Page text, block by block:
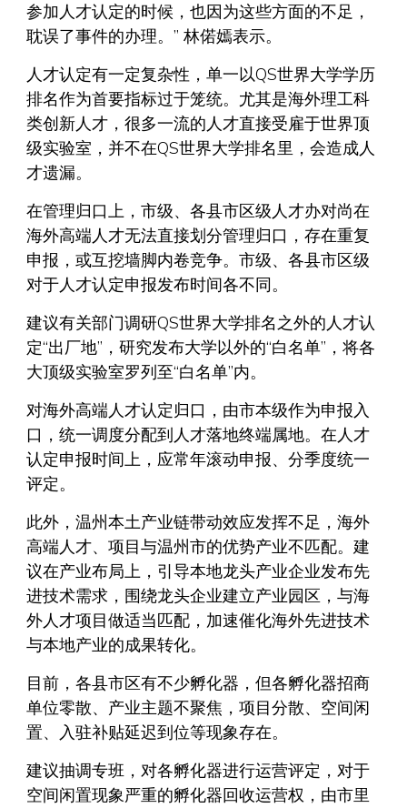
参加人才认定的时候，也因为这些方面的不足，
耽误了事件的办理。” 林偌嫣表示。
人才认定有一定复杂性，单一以QS世界大学学历
排名作为首要指标过于笼统。尤其是海外理工科
类创新人才，很多一流的人才直接受雇于世界顶
级实验室，并不在QS世界大学排名里，会造成人
才遗漏。
在管理归口上，市级、各县市区级人才办对尚在
海外高端人才无法直接划分管理归口，存在重复
申报，或互挖墙脚内卷竞争。市级、各县市区级
对于人才认定申报发布时间各不同。
建议有关部门调研QS世界大学排名之外的人才认
定“出厂地”，研究发布大学以外的“白名单”，将各
大顶级实验室罗列至“白名单”内。
对海外高端人才认定归口，由市本级作为申报入
口，统一调度分配到人才落地终端属地。在人才
认定申报时间上，应常年滚动申报、分季度统一
评定。
此外，温州本土产业链带动效应发挥不足，海外
高端人才、项目与温州市的优势产业不匹配。建
议在产业布局上，引导本地龙头产业企业发布先
进技术需求，围绕龙头企业建立产业园区，与海
外人才项目做适当匹配，加速催化海外先进技术
与本地产业的成果转化。
目前，各县市区有不少孵化器，但各孵化器招商
单位零散、产业主题不聚焦，项目分散、空间闲
置、入驻补贴延迟到位等现象存在。
建议抽调专班，对各孵化器进行运营评定，对于
空间闲置现象严重的孵化器回收运营权，由市里